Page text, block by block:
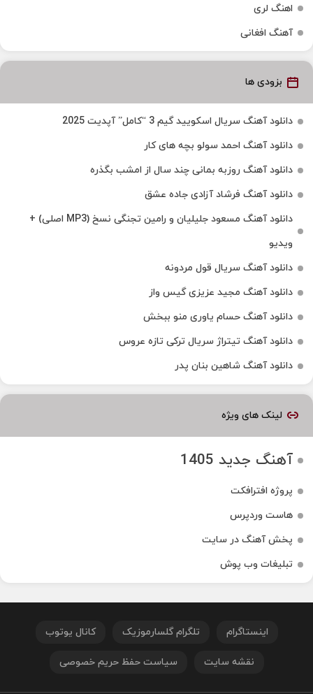
اهنگ لری
آهنگ افغانی
بزودی ها
دانلود آهنگ سریال اسکویید گیم 3 “کامل” آپدیت 2025
دانلود آهنگ احمد سولو بچه های کار
دانلود آهنگ روزبه بمانی چند سال از امشب بگذره
دانلود آهنگ فرشاد آزادی جاده عشق
دانلود آهنگ مسعود جلیلیان و رامین تجنگی نسخ (MP3 اصلی) +
ویدیو
دانلود آهنگ سریال قول مردونه
دانلود آهنگ مجید عزیزی گیس واز
دانلود آهنگ حسام یاوری منو ببخش
دانلود آهنگ تیتراژ سریال ترکی تازه عروس
دانلود آهنگ شاهین بنان پدر
لینک های ویژه
آهنگ جدید 1405
پروژه افترافکت
هاست وردپرس
پخش آهنگ در سایت
تبلیغات وب پوش
اینستاگرام تلگرام گلسارموزیک کانال یوتوب
نقشه سایت سیاست حفظ حریم خصوصی